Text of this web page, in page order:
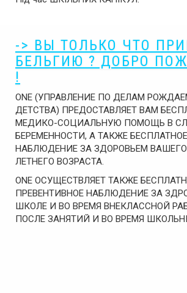
-> ВЫ ТОЛЬКО ЧТО
БЕЛЬГИЮ ? ДОБРО
!
ONE (УПРАВЛЕНИЕ ПО ДЕЛАМ
ДЕТСТВА) ПРЕДОСТАВЛЯЕТ ВАМ
МЕДИКО-СОЦИАЛЬНУЮ ПОМОЩЬ В
БЕРЕМЕННОСТИ, А ТАКЖЕ
НАБЛЮДЕНИЕ ЗА ЗДОРОВЬЕМ ВАШЕГО
ЛЕТНЕГО ВОЗРАСТА.
ONE ОСУЩЕСТВЛЯЕТ ТАКЖЕ
ПРЕВЕНТИВНОЕ НАБЛЮДЕНИЕ ЗА
ШКОЛЕ И ВО ВРЕМЯ ВНЕКЛАССНОЙ
ПОСЛЕ ЗАНЯТИЙ И ВО ВРЕМЯ